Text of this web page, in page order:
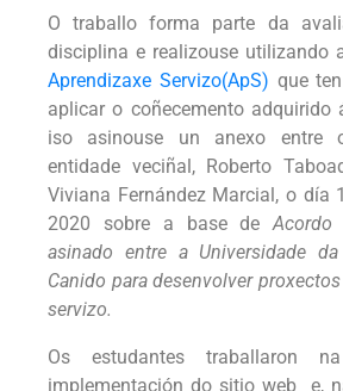
O traballo forma parte da
disciplina e realizouse utilizando
Aprendizaxe Servizo(ApS) que
aplicar o coñecemento adquirido
iso asinouse un anexo entre
entidade veciñal, Roberto
Viviana Fernández Marcial, o día
2020 sobre a base deAcordo
asinado entre a Universidade
Canido para desenvolver
servizo.
Os estudantes traballaron
implementación do sitio web e,